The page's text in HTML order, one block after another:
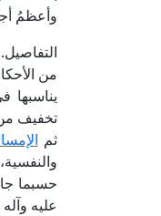
وأعظمُ
من
يناسبها
تخفيف
ثم
حسبما
عليه